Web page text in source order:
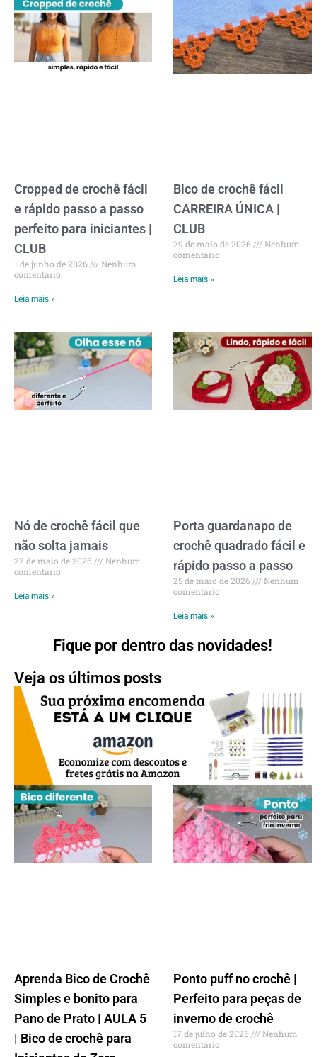
Cropped de crochê fácil
e rápido passo a passo
perfeito para iniciantes |
CLUB
1 de junho de 2026
Nenhum
comentário
Leia mais »
Bico de crochê fácil
CARREIRA ÚNICA |
CLUB
29 de maio de 2026
Nenhum
comentário
Leia mais »
Nó de crochê fácil que
não solta jamais
27 de maio de 2026
Nenhum
comentário
Leia mais »
Porta guardanapo de
crochê quadrado fácil e
rápido passo a passo
25 de maio de 2026
Nenhum
comentário
Leia mais »
Fique por dentro das novidades!
Veja os últimos posts
Aprenda Bico de Crochê
Simples e bonito para
Pano de Prato | AULA 5
| Bico de crochê para
Ponto puff no crochê |
Perfeito para peças de
inverno de crochê
17 de julho de 2026
Nenhum
comentário